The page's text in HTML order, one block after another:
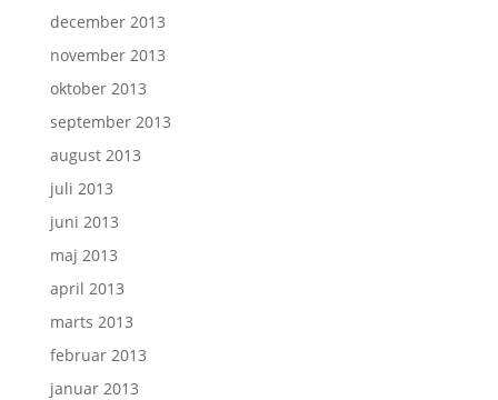
december 2013
november 2013
oktober 2013
september 2013
august 2013
juli 2013
juni 2013
maj 2013
april 2013
marts 2013
februar 2013
januar 2013